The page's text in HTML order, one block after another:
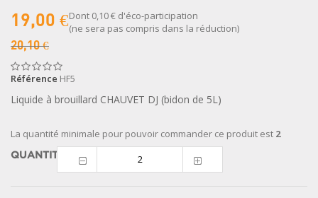
19,00 €
20,10 €
Dont 0,10 € d'éco-participation
(ne sera pas compris dans la réduction)
Référence HF5
Liquide à brouillard CHAUVET DJ (bidon de 5L)
La quantité minimale pour pouvoir commander ce produit est 2
QUANTITÉ